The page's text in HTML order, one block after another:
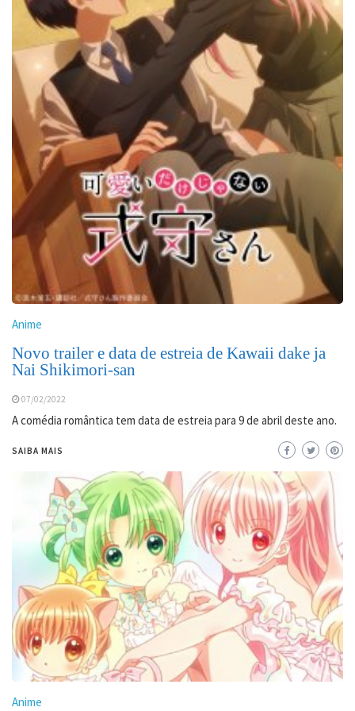
Anime
Novo trailer e data de estreia de Kawaii dake ja
Nai Shikimori-san
07/02/2022
A comédia romântica tem data de estreia para 9 de abril deste ano.
SAIBA MAIS
Anime